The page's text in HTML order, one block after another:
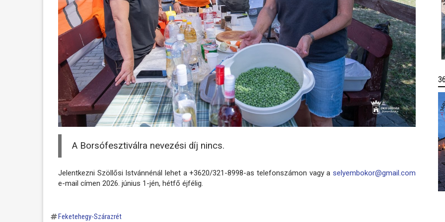
A Borsófesztiválra nevezési díj nincs.
Jelentkezni Szöllősi Istvánnénál lehet a +3620/321-8998-as telefonszámon vagy a selyembokor@gmail.com
e-mail címen 2026. június 1-jén, hétfő éjfélig.
Feketehegy-Szárazrét